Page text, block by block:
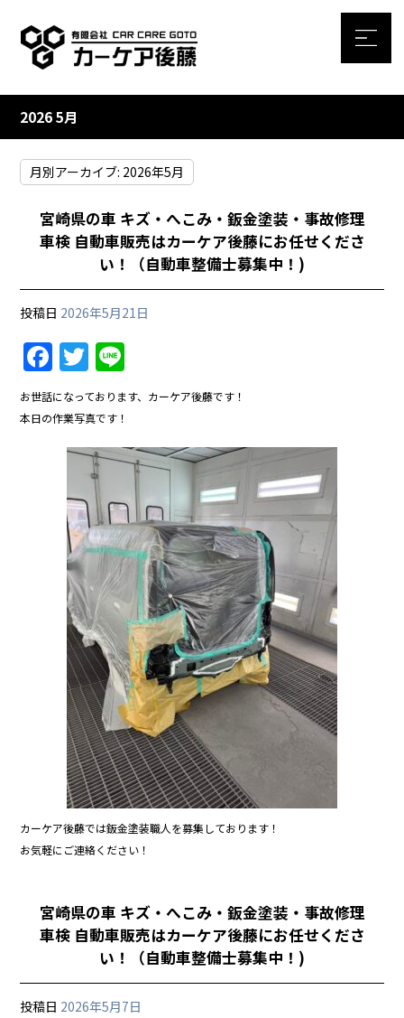
2026 5月
月別アーカイブ: 2026年5月
宮崎県の車 キズ・へこみ・鈑金塗装・事故修理
車検 自動車販売はカーケア後藤にお任せくださ
い！（自動車整備士募集中！)
投稿日 2026年5月21日
F
a
c
e
o
o
k
T
w
itt
er
n
e
お世話になっております、カーケア後藤です！
本日の作業写真です！
カーケア後藤では鈑金塗装職人を募集しております！
お気軽にご連絡ください！
宮崎県の車 キズ・へこみ・鈑金塗装・事故修理
車検 自動車販売はカーケア後藤にお任せくださ
い！（自動車整備士募集中！)
投稿日 2026年5月7日